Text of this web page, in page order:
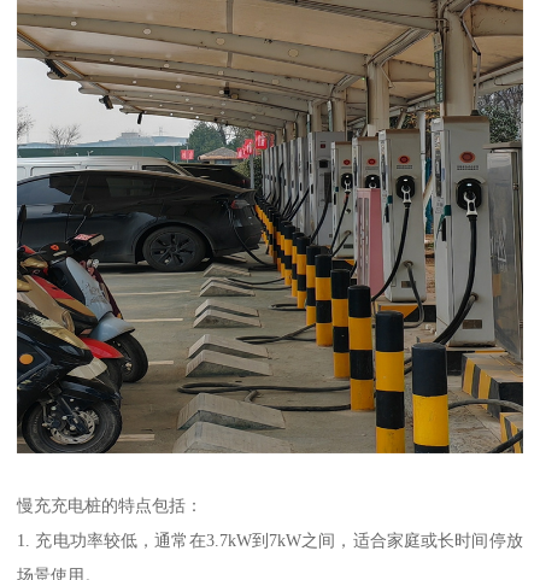
慢充充电桩的特点包括：
1. 充电功率较低，通常在3.7kW到7kW之间，适合家庭或长时间停放
场景使用。